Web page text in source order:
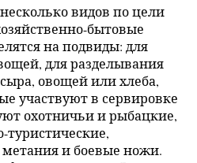
видов по цели
бытовые
на подвиды: для
для разделывания
овощей или хлеба,
участвуют в сервировке
охотничьи и рыбацкие,
туристические,
и боевые ножи.